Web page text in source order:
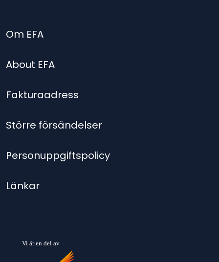
Om EFA
About EFA
Fakturaadress
Större försändelser
Personuppgiftspolicy
Länkar